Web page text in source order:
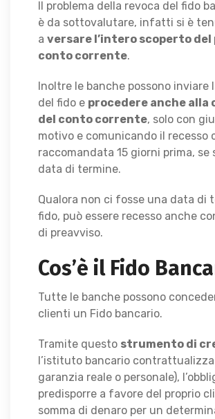
Il problema della revoca del fido
è da sottovalutare, infatti si è
a versare l’intero scoperto del
conto corrente.
Inoltre le banche possono inviare
del fido e procedere anche alla
del conto corrente, solo con
motivo e comunicando il recesso
raccomandata 15 giorni prima, se
data di termine.
Qualora non ci fosse una data di
fido, può essere recesso anche
di preavviso.
Cos’è il Fido
Tutte le banche possono
clienti un Fido bancario.
Tramite questo strumento di
l’istituto bancario
garanzia reale o personale),
predisporre a favore del proprio
somma di denaro per un